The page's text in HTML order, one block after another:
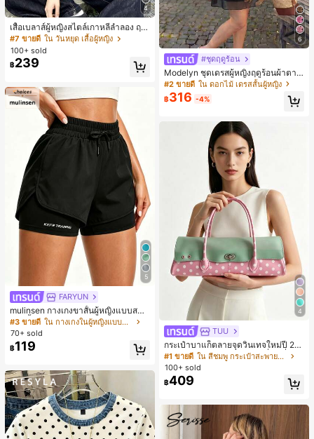
4
เสื้อเบลาส์ผู้หญิงสไตล์เกาหลีลำลอง ฤดู
ใบไม้ผลิ/ฤดูร้อนใหม่ ชายระบาย ชิคแล
ะหรูหรา
#7 ขายดี ใน วันหยุด เสื้อผู้หญิง
100+ sold
฿239
5
FARYUN
mulinsen กางเกงขาสั้นผู้หญิงแบบสบา
ยๆ สีพื้น หลวม อเนกประสงค์ กางเกงขา
สั้นกีฬา 2-In-1 สำหรับวิ่ง ฟิตเนส และก
ารฝึกซ้อมกีฬาในฤดูร้อน
#3 ขายดี
ใน กางเกงในผู้หญิงแบบแอคทีฟ
70+ sold
฿119
6
#ชุดฤดูร้อน
Modelyn ชุดเดรสผู้หญิงฤดูร้อนผ้าตาข่
ายพิมพ์ลาย คอไม่สมมาตร จับจีบ หรูหร
า เซ็กซี่
#2 ขายดี ใน ดอกไม้ เดรสสั้นผู้หญิง
฿316 -4%
4
TUU
กระเป๋าบาแก็ตลายจุดวินเทจใหม่ปี 20
26 สำหรับผู้หญิง กระเป๋าเจลลี่แฟชั่นสไ
ตล์หวาน ความจุขนาดใหญ่ กระเป๋าสะ
พายไหล่สำหรับเดินทางไปทำงาน
#1 ขายดี
ใน สีชมพู กระเป๋าสะพายผู้หญิง
100+ sold
฿409